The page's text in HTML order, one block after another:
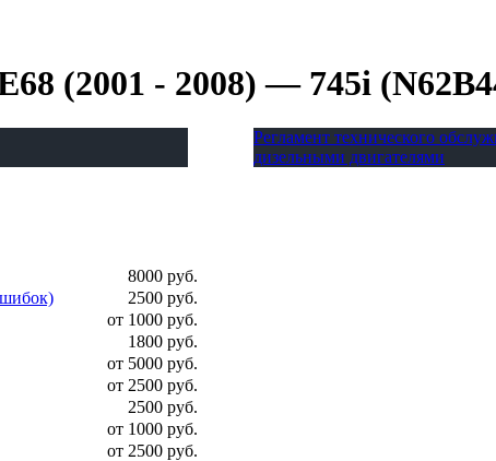
(2001 - 2008) — 745i
Регламент технического
дизельными двигателями
8000 руб.
2500 руб.
от 1000 руб.
1800 руб.
от 5000 руб.
от 2500 руб.
2500 руб.
от 1000 руб.
от 2500 руб.